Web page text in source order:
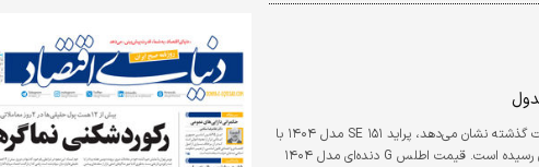
آن‌گونه که روند بازار خودرو در طول ۲۴ ساعت گذشته نشان می‌دهد، پراید ۱۵۱ SE مدل ۱۴۰۴ با
افزایش ۲۰ میلیون تومانی به قیمت ۴۸۰ میلیون تومان رسیده است. قیمت اطلس G دنده‌ای مدل ۱۴۰۴